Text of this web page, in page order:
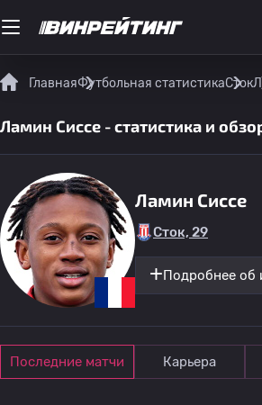
ГлавнаяФутбольная статистикаСток
Ламин Сиссе - статистика и
Ламин Сиссе
Сток, 29
Подробнее об
Последние матчи Карьера